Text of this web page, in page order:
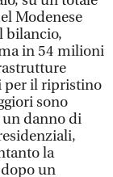
Modenese
bilancio,
in 54 milioni
per il ripristino
sono
danno di
la
un